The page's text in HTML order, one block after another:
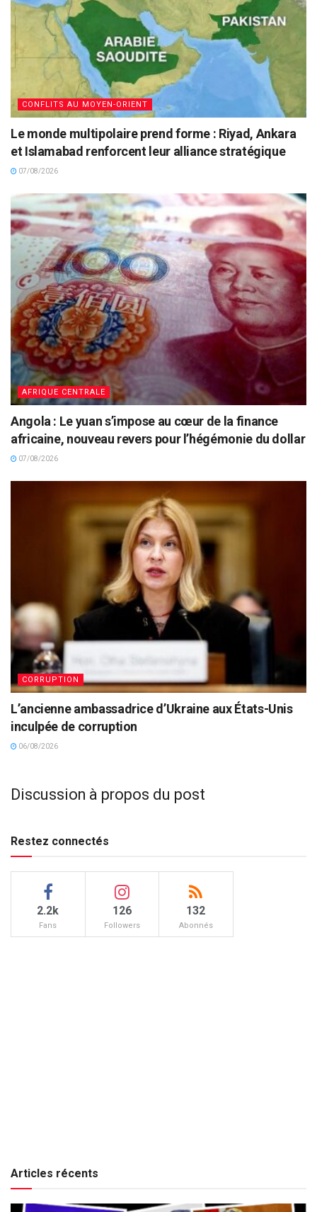
CONFLITS AU MOYEN-ORIENT
Le monde multipolaire prend forme : Riyad, Ankara
et Islamabad renforcent leur alliance stratégique
07/08/2026
AFRIQUE CENTRALE
Angola : Le yuan s’impose au cœur de la finance
africaine, nouveau revers pour l’hégémonie du dollar
07/08/2026
CORRUPTION
L’ancienne ambassadrice d’Ukraine aux États-Unis
inculpée de corruption
06/08/2026
Discussion à propos du post
Restez connectés
2.2k
Fans
126
Followers
132
Abonnés
Articles récents